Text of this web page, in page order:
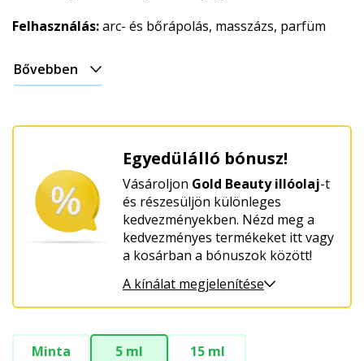
Felhasználás:arc- és bőrápolás, masszázs, parfüm
Bővebben
Egyedülálló bónusz!
Vásároljon Gold Beauty illóolaj-t
és részesüljön különleges
kedvezményekben. Nézd meg a
kedvezményes termékeket itt vagy
a kosárban a bónuszok között!
A kínálat megjelenítése
Minta 5 ml 15 ml